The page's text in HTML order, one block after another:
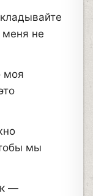
меня не
моя
мы
—